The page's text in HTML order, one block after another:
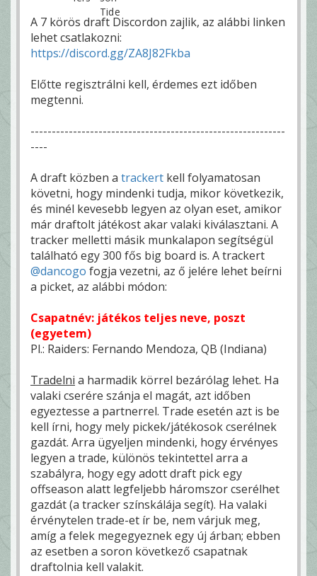
A 7 körös draft Discordon zajlik, az alábbi linken
lehet csatlakozni:
https://discord.gg/ZA8J82Fkba
Előtte regisztrálni kell, érdemes ezt időben
megtenni.
------------------------------------------------------------
----
A draft közben a trackert kell folyamatosan
követni, hogy mindenki tudja, mikor következik,
és minél kevesebb legyen az olyan eset, amikor
már draftolt játékost akar valaki kiválasztani. A
tracker melletti másik munkalapon segítségül
található egy 300 fős big board is. A trackert
@dancogo fogja vezetni, az ő jelére lehet beírni
a picket, az alábbi módon:
Csapatnév: játékos teljes neve, poszt
(egyetem)
Pl.: Raiders: Fernando Mendoza, QB (Indiana)
Tradelni a harmadik körrel bezárólag lehet. Ha
valaki cserére szánja el magát, azt időben
egyeztesse a partnerrel. Trade esetén azt is be
kell írni, hogy mely pickek/játékosok cserélnek
gazdát. Arra ügyeljen mindenki, hogy érvényes
legyen a trade, különös tekintettel arra a
szabályra, hogy egy adott draft pick egy
offseason alatt legfeljebb háromszor cserélhet
gazdát (a tracker színskálája segít). Ha valaki
érvénytelen trade-et ír be, nem várjuk meg,
amíg a felek megegyeznek egy új árban; ebben
az esetben a soron következő csapatnak
draftolnia kell valakit.